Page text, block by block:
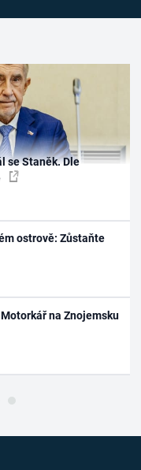
se Staněk. Dle
ostrově: Zůstaňte
na Znojemsku